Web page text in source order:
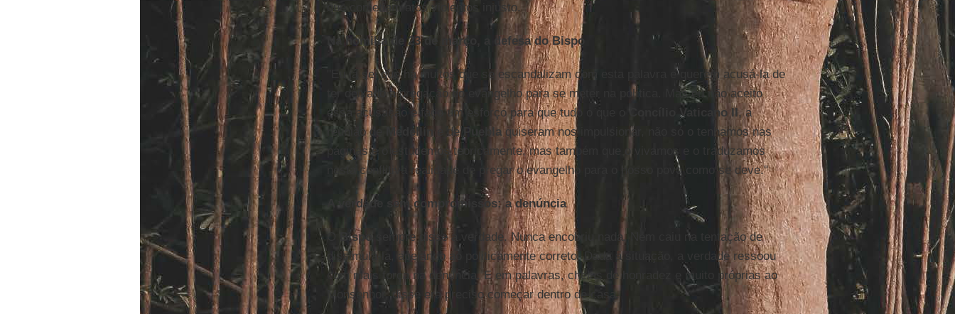
que cometiam atos violentos injusto.
Na homilia de 23 de março, a defesa do Bispo
"Eu já sei que há muitos que se escandalizam com esta palavra e querem acusá-la de
ter deixado a pregação do evangelho para se meter na política. Mas eu não aceito
essa acusação e faço um esforço para que tudo o que o Concílio Vaticano II, a
reunião de
Medellín e de Pueblaquiseram nos impulsionar, não só o tenhamos nas
páginas e o estudemos teoricamente, mas também que o vivamos e o traduzamos
nesta conflitiva realidade de pregar o evangelho para o nosso povo como se deve."
A verdade sem compromissos: a denúncia
O Bispo
sempre disse a verdade. Nunca encobriu nada. Nem caiu na tentação de
dissimulá-la, apelando ao politicamente correto. Dada a situação, a verdade ressoou
com mais força na denúncia. E em palavras, cheias de honradez e muito próprias ao
Monsenhor, disse era preciso começar dentro de casa.